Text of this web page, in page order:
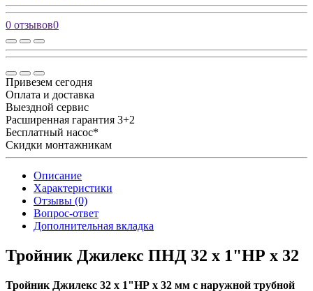
0 отзывов0
Привезем сегодня
Оплата и доставка
Выездной сервис
Расширенная гарантия 3+2
Бесплатный насос*
Скидки монтажникам
Описание
Характеристики
Отзывы (0)
Вопрос-ответ
Дополнительная вкладка
Тройник Джилекс ПНД 32 x 1"НР x 32
Тройник Джилекс 32 x 1"НР x 32 мм с наружной трубной